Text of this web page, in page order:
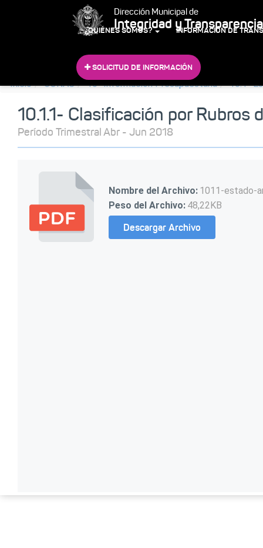
Dirección Municipal de
Integridad y Transparencia
¿QUIÉNES SOMOS? INFORMACIÓN DE
SOLICITUD DE INFORMACIÓN
Inicio CONAC 10- Información Presupuestaria 10.1-
10.1.1- Clasificación por Rubros
Período Trimestral Abr - Jun 2018
Nombre del Archivo: 1011-estado-
Peso del Archivo: 48,22KB
Descargar Archivo